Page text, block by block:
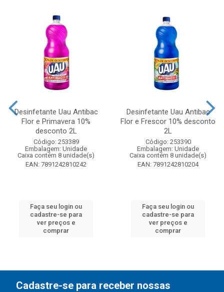
Desinfetante Uau Antibac
Flor e Primavera 10%
desconto 2L
Código: 253389
Embalagem: Unidade
Caixa contém 8 unidade(s)
EAN: 7891242810242
Faça seu login ou
cadastre-se para
ver preços e
comprar
Desinfetante Uau Antibac
Flor e Frescor 10% desconto
2L
Código: 253390
Embalagem: Unidade
Caixa contém 8 unidade(s)
EAN: 7891242810204
Faça seu login ou
cadastre-se para
ver preços e
comprar
Cadastre-se para receber nossas